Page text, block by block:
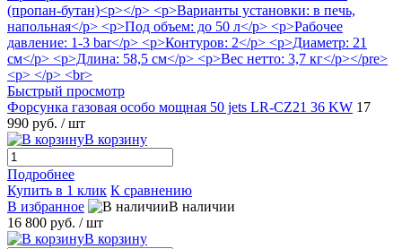
Быстрый просмотр
Форсунка газовая особо мощная 50 jets LR-CZ21 36 KW 17
990 руб. / шт
В корзину
Подробнее
Купить в 1 клик К сравнению
В избранное
В наличии
16 800 руб. / шт
В корзину